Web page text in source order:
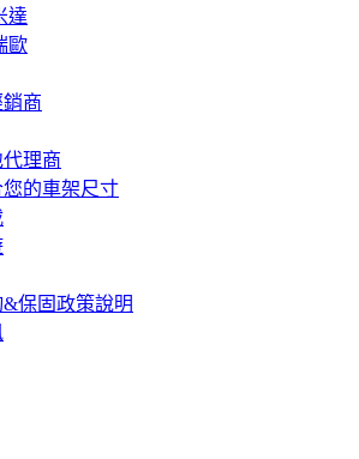
達
歐
商
理商
的車架尺寸
保固政策說明